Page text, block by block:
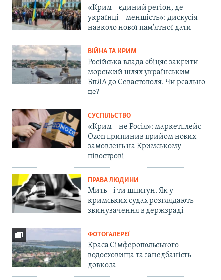
«Крим – єдиний регіон, де
українці – меншість»: дискусія
навколо нової пам'ятної дати
ВІЙНА ТА КРИМ
Російська влада обіцяє закрити
морський шлях українським
БпЛА до Севастополя. Чи реально
це?
СУСПІЛЬСТВО
«Крим – не Росія»: маркетплейс
Ozon припинив прийом нових
замовлень на Кримському
півострові
ПРАВА ЛЮДИНИ
Мить – і ти шпигун. Як у
кримських судах розглядають
звинувачення в держзраді
ФОТОГАЛЕРЕЇ
Краса Сімферопольського
водосховища та занедбаність
довкола